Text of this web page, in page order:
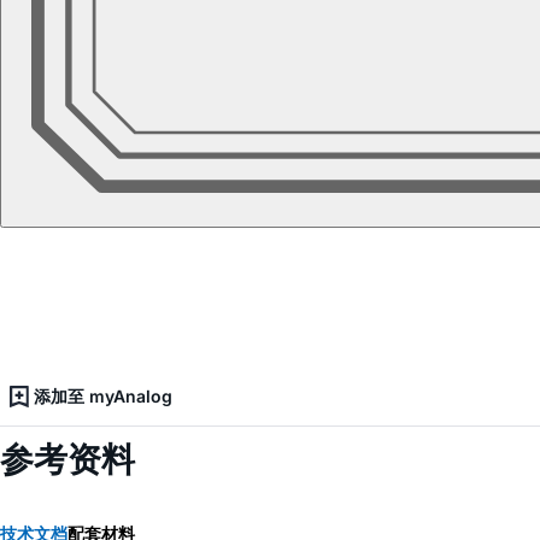
添加至 myAnalog
参考资料
技术文档配套材料